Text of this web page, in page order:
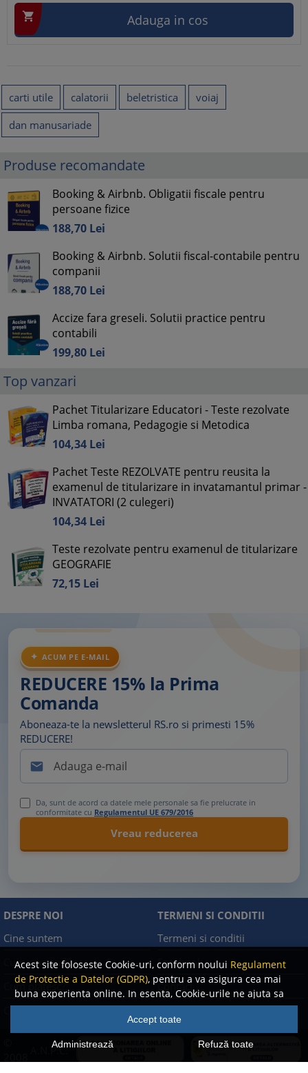
Acest site foloseste Cookie-uri, conform noului Regulament
de Protectie a Datelor (GDPR), pentru a va asigura cea mai
buna experienta online. In esenta, Cookie-urile ne ajuta sa
imbunatatim continutul de pe site, oferindu-va dvs.,
cititorul, o experienta online personalizata si mult mai
rapida. Ele sunt folosite doar de site-ul nostru si partenerii
nostri de incredere. Click
pentru detalii despre politica
de Cookie-uri.
Accept toate
Administrează Refuză toate
 Adauga in cos
carti utile calatorii beletristica
voiaj
dan manusariade
Produse recomandate
Booking & Airbnb. Obligatii fiscale pentru
persoane fizice
188,70 Lei
Booking & Airbnb. Solutii fiscal-contabile pentru
companii
188,70 Lei
Accize fara greseli. Solutii practice pentru
contabili
199,80 Lei
Top vanzari
Pachet Titularizare Educatori - Teste rezolvate
Limba romana, Pedagogie si Metodica
104,34 Lei
Pachet Teste REZOLVATE pentru reusita la
examenul de titularizare in invatamantul primar -
INVATATORI (2 culegeri)
104,34 Lei
Teste rezolvate pentru examenul de titularizare
GEOGRAFIE
72,15 Lei
ACUM PE E-MAIL
REDUCERE 15% la Prima
Comanda
Aboneaza-te la newsletterul RS.ro si primesti 15%
REDUCERE!

Da, sunt de acord ca datele mele personale sa fie prelucrate in
conformitate cu Regulamentul UE 679/2016
DESPRE NOI
Cine suntem
Cum comand?
Cum platesc?
TERMENI SI CONDITII
Termeni si conditii
Facebook
Contact
A.N.P.C.